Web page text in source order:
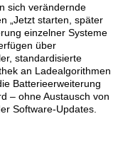
sich verändernde
„Jetzt starten, später
einzelner Systeme
über
standardisierte
an Ladealgorithmen
Batterieerweiterung
– ohne Austausch von
Software-Updates.